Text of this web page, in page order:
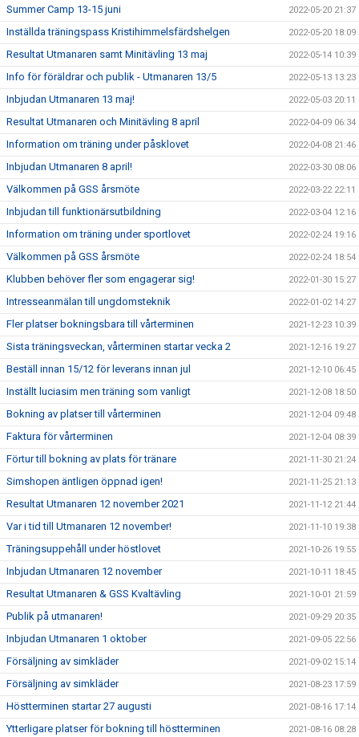
Summer Camp 13-15 juni 2022-05-20 21:37
Inställda träningspass Kristihimmelsfärdshelgen 2022-05-20 18:09
Resultat Utmanaren samt Minitävling 13 maj 2022-05-14 10:39
Info för föräldrar och publik - Utmanaren 13/5 2022-05-13 13:23
Inbjudan Utmanaren 13 maj! 2022-05-03 20:11
Resultat Utmanaren och Minitävling 8 april 2022-04-09 06:34
Information om träning under påsklovet 2022-04-08 21:46
Inbjudan Utmanaren 8 april! 2022-03-30 08:06
Välkommen på GSS årsmöte 2022-03-22 22:11
Inbjudan till funktionärsutbildning 2022-03-04 12:16
Information om träning under sportlovet 2022-02-24 19:16
Välkommen på GSS årsmöte 2022-02-24 18:54
Klubben behöver fler som engagerar sig! 2022-01-30 15:27
Intresseanmälan till ungdomsteknik 2022-01-02 14:27
Fler platser bokningsbara till vårterminen 2021-12-23 10:39
Sista träningsveckan, vårterminen startar vecka 2 2021-12-16 19:27
Beställ innan 15/12 för leverans innan jul 2021-12-10 06:45
Inställt luciasim men träning som vanligt 2021-12-08 18:50
Bokning av platser till vårterminen 2021-12-04 09:48
Faktura för vårterminen 2021-12-04 08:39
Förtur till bokning av plats för tränare 2021-11-30 21:24
Simshopen äntligen öppnad igen! 2021-11-25 21:13
Resultat Utmanaren 12 november 2021 2021-11-12 21:44
Var i tid till Utmanaren 12 november! 2021-11-10 19:38
Träningsuppehåll under höstlovet 2021-10-26 19:55
Inbjudan Utmanaren 12 november 2021-10-11 18:45
Resultat Utmanaren & GSS Kvaltävling 2021-10-01 21:59
Publik på utmanaren! 2021-09-29 20:35
Inbjudan Utmanaren 1 oktober 2021-09-05 22:56
Försäljning av simkläder 2021-09-02 15:14
Försäljning av simkläder 2021-08-23 17:59
Höstterminen startar 27 augusti 2021-08-16 17:14
Ytterligare platser för bokning till höstterminen 2021-08-16 08:28